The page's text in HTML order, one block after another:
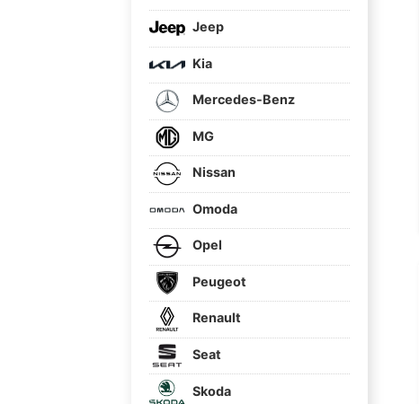
Jeep
Kia
Mercedes-Benz
MG
Nissan
Omoda
Opel
Peugeot
Renault
Seat
Skoda